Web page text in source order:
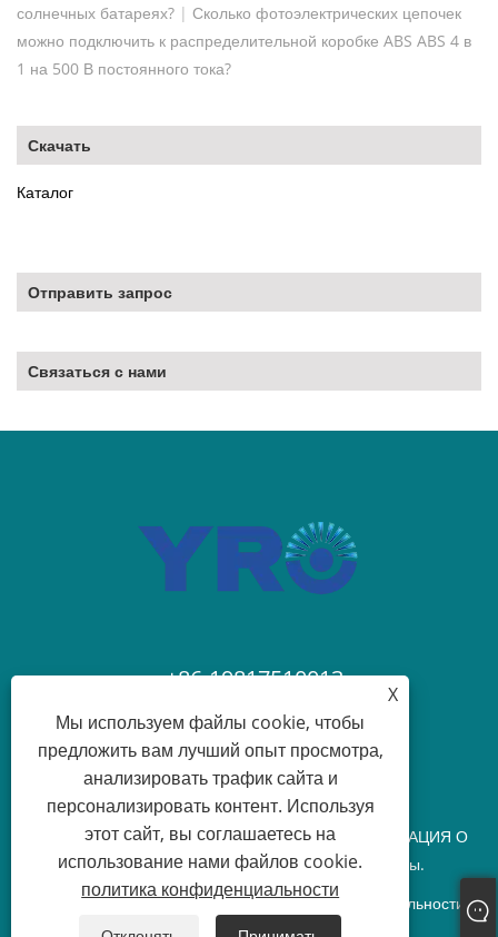
солнечных батареях? | Сколько фотоэлектрических цепочек
можно подключить к распределительной коробке ABS ABS 4 в
1 на 500 В постоянного тока?
Скачать
Каталог
Отправить запрос
Связаться с нами
+86-19817510013
contact@yroele.com
Авторские права © 2024 ЧЖЭЦЗЯНСКАЯ ИНФОРМАЦИЯ О
НОВОЙ ЭНЕРГИИ, ООО. Все права защищены.
Sitemap RSS XML политика конфиденциальности
X
Мы используем файлы cookie, чтобы
предложить вам лучший опыт просмотра,
анализировать трафик сайта и
персонализировать контент. Используя
этот сайт, вы соглашаетесь на
использование нами файлов cookie.
политика конфиденциальности